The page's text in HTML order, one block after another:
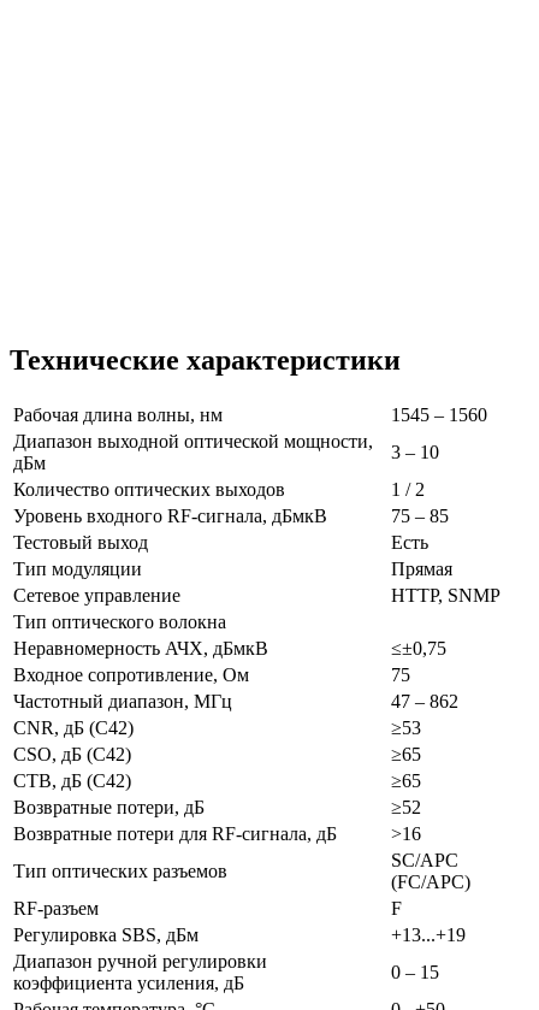
Технические характеристики
Рабочая длина волны, нм
1545 – 1560
Диапазон выходной оптической мощности,
дБм
3 – 10
Количество оптических выходов
1 / 2
Уровень входного RF-сигнала, дБмкВ
75 – 85
Тестовый выход
Есть
Тип модуляции
Прямая
Сетевое управление
HTTP, SNMP
Тип оптического волокна
Неравномерность АЧХ, дБмкВ
≤±0,75
Входное сопротивление, Ом
75
Частотный диапазон, МГц
47 – 862
CNR, дБ (С42)
≥53
CSO, дБ (С42)
≥65
CTB, дБ (С42)
≥65
Возвратные потери, дБ
≥52
Возвратные потери для RF-сигнала, дБ
>16
Тип оптических разъемов
SC/APC
(FC/APC)
RF-разъем
F
Регулировка SBS, дБм
+13...+19
Диапазон ручной регулировки
коэффициента усиления, дБ
0 – 15